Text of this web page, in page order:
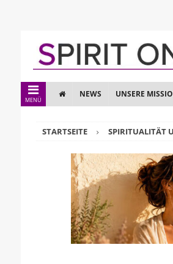
MENÜ
NEWS UNSERE
STARTSEITE SPIRITUALITÄT